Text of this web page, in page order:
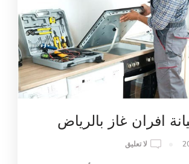
افران غاز بالرياض
لا تعليق